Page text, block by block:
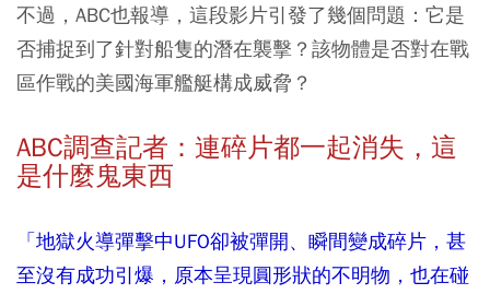
不過，ABC也報導，這段影片引發了幾個問題：它是
否捕捉到了針對船隻的潛在襲擊？該物體是否對在戰
區作戰的美國海軍艦艇構成威脅？
ABC調查記者：連碎片都一起消失，這
是什麼鬼東西
「地獄火導彈擊中UFO卻被彈開、瞬間變成碎片，甚
至沒有成功引爆，原本呈現圓形狀的不明物，也在碰